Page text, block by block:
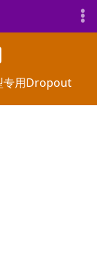
专用Dropout